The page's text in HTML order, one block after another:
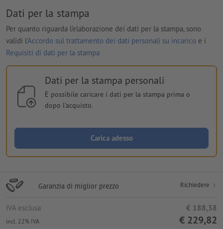
Dati per la stampa
Per quanto riguarda l'elaborazione dei dati per la stampa, sono
validi l'Accordo sul trattamento dei dati personali su incarico e i
Requisiti di dati per la stampa
Dati per la stampa personali
È possibile caricare i dati per la stampa prima o
dopo l'acquisto.
Carica adesso
Garanzia di miglior prezzo Richiedere
IVA esclusa € 188,38
incl. 22% IVA € 229,82